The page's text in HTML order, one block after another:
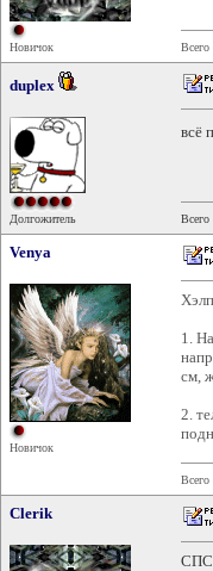
Новичок Всего
duplex
Долгожитель
всё
Всего
Venya
Новичок
1.
см,
2.
Всего
Clerik
СПС